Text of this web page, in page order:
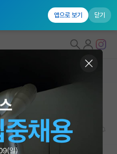
앱으로 보기 닫기